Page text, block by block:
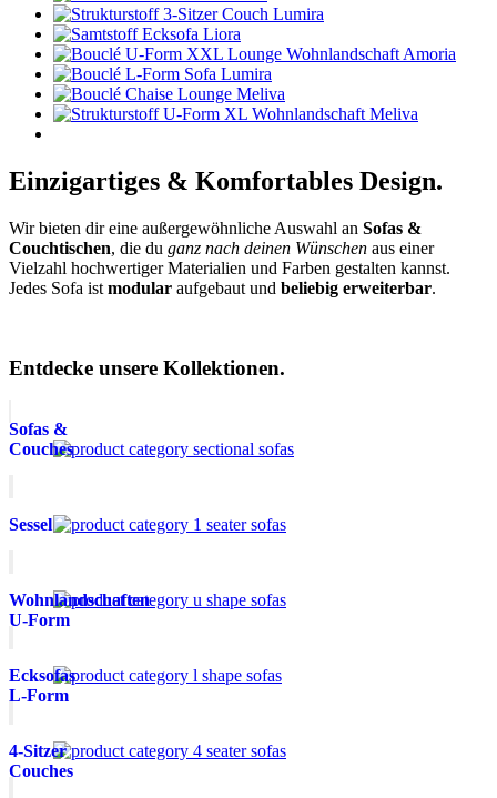
Einzigartiges & Komfortables Design.
Wir bieten dir eine außergewöhnliche Auswahl an Sofas &
Couchtischen, die du ganz nach deinen Wünschen aus einer
Vielzahl hochwertiger Materialien und Farben gestalten kannst.
Jedes Sofa ist modular aufgebaut und beliebig erweiterbar.
Entdecke unsere Kollektionen.
Sofas &
Couches
Sessel
Wohnlandschaften
U-Form
Ecksofas
L-Form
4-Sitzer
Couches